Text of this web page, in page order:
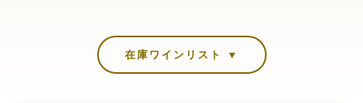
在庫ワインリスト ▼